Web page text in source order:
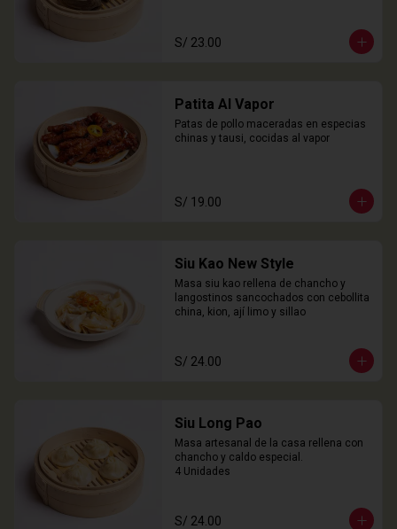
S/ 23.00
Patita Al Vapor
Patas de pollo maceradas en especias
chinas y tausi, cocidas al vapor
S/ 19.00
Siu Kao New Style
Masa siu kao rellena de chancho y
langostinos sancochados con cebollita
china, kion, ají limo y sillao
S/ 24.00
Siu Long Pao
Masa artesanal de la casa rellena con
chancho y caldo especial.
4 Unidades
S/ 24.00